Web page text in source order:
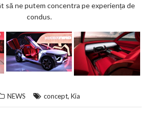
să ne putem concentra pe experiența de
condus.
NEWS concept, Kia